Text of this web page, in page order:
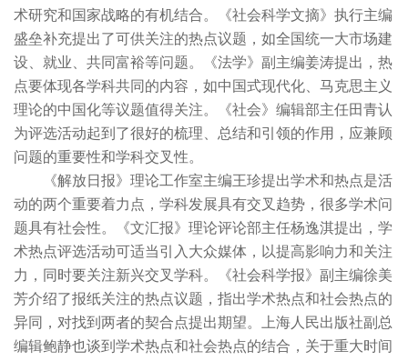
术研究和国家战略的有机结合。《社会科学文摘》执行主编
盛垒补充提出了可供关注的热点议题，如全国统一大市场建
设、就业、共同富裕等问题。《法学》副主编姜涛提出，热
点要体现各学科共同的内容，如中国式现代化、马克思主义
理论的中国化等议题值得关注。《社会》编辑部主任田青认
为评选活动起到了很好的梳理、总结和引领的作用，应兼顾
问题的重要性和学科交叉性。
《解放日报》理论工作室主编王珍提出学术和热点是活
动的两个重要着力点，学科发展具有交叉趋势，很多学术问
题具有社会性。《文汇报》理论评论部主任杨逸淇提出，学
术热点评选活动可适当引入大众媒体，以提高影响力和关注
力，同时要关注新兴交叉学科。《社会科学报》副主编徐美
芳介绍了报纸关注的热点议题，指出学术热点和社会热点的
异同，对找到两者的契合点提出期望。上海人民出版社副总
编辑鲍静也谈到学术热点和社会热点的结合，关于重大时间